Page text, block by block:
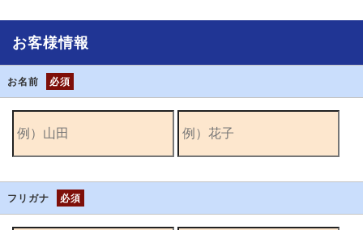
お客様情報
お名前 必須
フリガナ 必須